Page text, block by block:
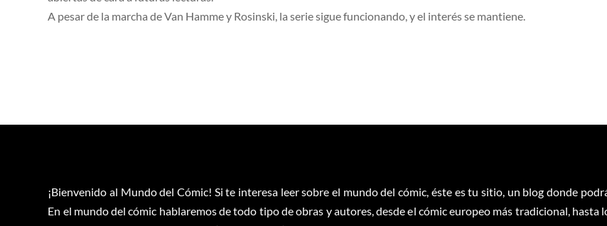
A pesar de la marcha de Van Hamme y Rosinski, la serie sigue funcionando, y el interés se mantiene.
¡Bienvenido al Mundo del Cómic! Si te interesa leer sobre el mundo del cómic, éste es tu sitio, un blog donde
En el mundo del cómic hablaremos de todo tipo de obras y autores, desde el cómic europeo más tradicional,